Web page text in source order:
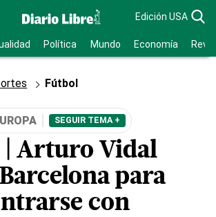
Edición USA
Política Mundo Economía
Fútbol
SEGUIR TEMA +
| Arturo Vidal
para
con